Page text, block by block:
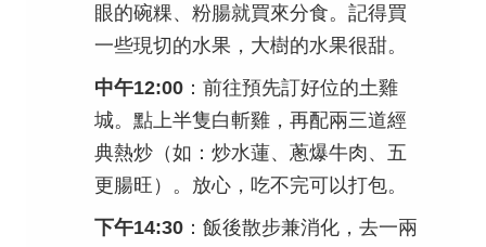
眼的碗粿、粉腸就買來分食。記得買
一些現切的水果，大樹的水果很甜。
中午12:00 ：前往預先訂好位的土雞
城。點上半隻白斬雞，再配兩三道經
典熱炒（如：炒水蓮、蔥爆牛肉、五
更腸旺）。放心，吃不完可以打包。
下午14:30 ：飯後散步兼消化，去一兩